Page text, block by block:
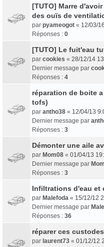
[TUTO] Marre
des ouïs de
par pyameogot « 12/03/
Réponses : 0
[TUTO] Le fuit'eau
par cookies « 28/12/14
Dernier message par
Réponses : 4
réparation de boite
tofs)
par antho38 « 12/04/13
Dernier message par
Réponses : 3
Démonter une aile
par Mom08 « 01/04/13
Dernier message par
Réponses : 3
Infiltrations d'eau et
par Malefoda « 15/12/12
Dernier message par
Réponses : 36
réparer ces
par laurent73 « 01/12/12